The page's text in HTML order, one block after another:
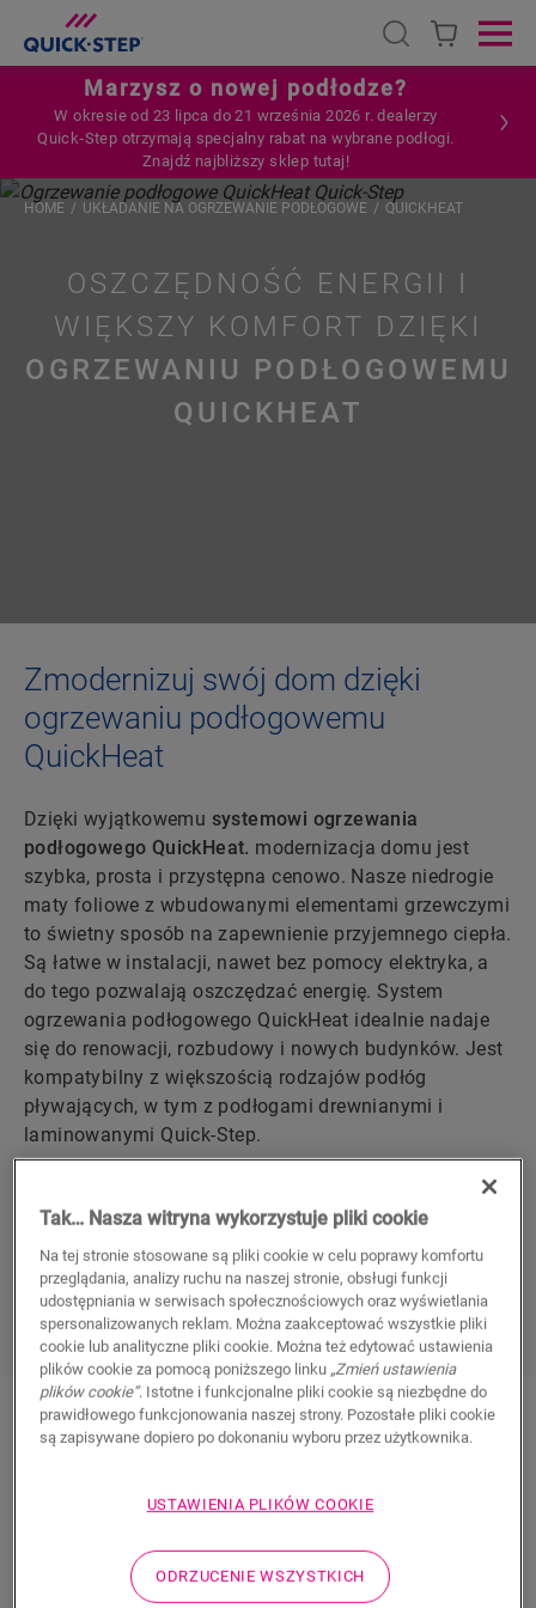
Open search
Marzysz o nowej podłodze?
W okresie od 23 lipca do 21 września 2026 r. dealerzy
Quick‑Step otrzymają specjalny rabat na wybrane podłogi.
Znajdź najbliższy sklep tutaj!
OSZCZĘDNOŚĆ ENERGII I
WIĘKSZY KOMFORT DZIĘKI
OGRZEWANIU PODŁOGOWEMU
QUICKHEAT
HOME UKŁADANIE NA OGRZEWANIE PODŁOGOWE QUICKHEAT
Zmodernizuj swój dom dzięki
ogrzewaniu podłogowemu
QuickHeat
Dzięki wyjątkowemu systemowi ogrzewania
podłogowego QuickHeat. modernizacja domu jest
szybka, prosta i przystępna cenowo. Nasze niedrogie
maty foliowe z wbudowanymi elementami grzewczymi
to świetny sposób na zapewnienie przyjemnego ciepła.
Są łatwe w instalacji, nawet bez pomocy elektryka, a
do tego pozwalają oszczędzać energię. System
ogrzewania podłogowego QuickHeat idealnie nadaje
się do renowacji, rozbudowy i nowych budynków. Jest
kompatybilny z większością rodzajów podłóg
pływających, w tym z podłogami drewnianymi i
laminowanymi Quick-Step.
online, które pomoże Ci dokładnie obliczyć i wybrać
materiały do projektu.
PRZEJDŹ DO NARZĘDZIA DO PLANOWANIA
ONLINE
Dlaczego warto
podłogowe QuickHeat?
Tak… Nasza witryna wykorzystuje pliki cookie
Na tej stronie stosowane są pliki cookie w celu poprawy komfortu
przeglądania, analizy ruchu na naszej stronie, obsługi funkcji
udostępniania w serwisach społecznościowych oraz wyświetlania
spersonalizowanych reklam. Można zaakceptować wszystkie pliki
cookie lub analityczne pliki cookie. Można też edytować ustawienia
plików cookie za pomocą poniższego linku „Zmień ustawienia
plików cookie”. Istotne i funkcjonalne pliki cookie są niezbędne do
prawidłowego funkcjonowania naszej strony. Pozostałe pliki cookie
są zapisywane dopiero po dokonaniu wyboru przez użytkownika.
USTAWIENIA PLIKÓW COOKIE
ODRZUCENIE WSZYSTKICH